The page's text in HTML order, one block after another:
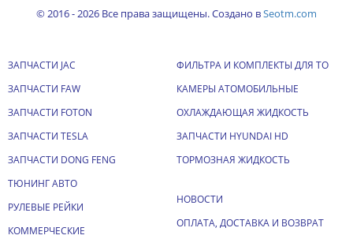
© 2016 - 2026 Все права защищены. Создано вSeotm.com
ЗАПЧАСТИ JAC
ЗАПЧАСТИ FAW
ЗАПЧАСТИ FOTON
ЗАПЧАСТИ TESLA
ЗАПЧАСТИ DONG FENG
ТЮНИНГ АВТО
РУЛЕВЫЕ РЕЙКИ
КОММЕРЧЕСКИЕ
ФИЛЬТРА И КОМПЛЕКТЫ ДЛЯ ТО
КАМЕРЫ АТОМОБИЛЬНЫЕ
ОХЛАЖДАЮЩАЯ ЖИДКОСТЬ
ЗАПЧАСТИ HYUNDAI HD
ТОРМОЗНАЯ ЖИДКОСТЬ
НОВОСТИ
ОПЛАТА, ДОСТАВКА И ВОЗВРАТ